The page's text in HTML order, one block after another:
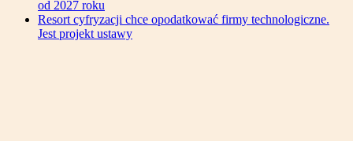
od 2027 roku
Resort cyfryzacji chce opodatkować firmy technologiczne.
Jest projekt ustawy